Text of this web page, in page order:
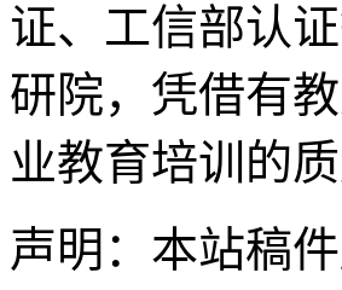
证、工信部认
研院，凭借有
业教育培训的
声明：本站稿